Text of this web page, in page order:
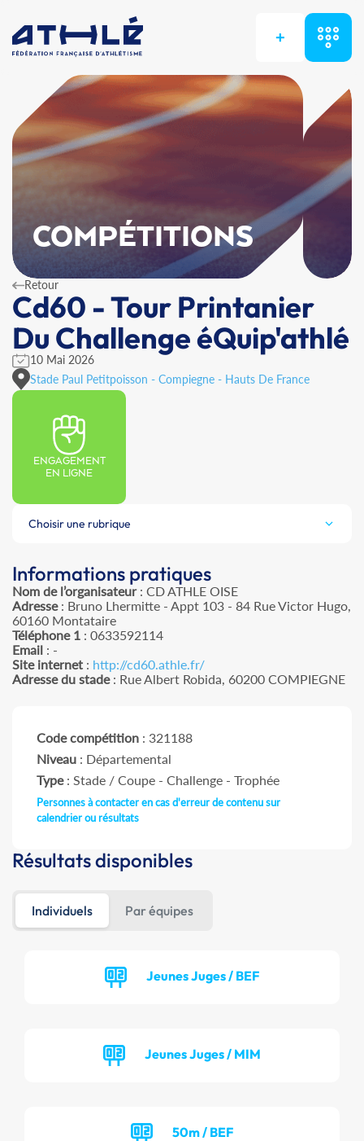
+
COMPÉTITIONS
Retour
Cd60 - Tour Printanier
Du Challenge éQuip'athlé
10 Mai 2026
Stade Paul Petitpoisson - Compiegne - Hauts De France
ENGAGEMENT
EN LIGNE
Choisir une rubrique
Informations pratiques
Nom de l’organisateur: CD ATHLE OISE
Adresse: Bruno Lhermitte - Appt 103 - 84 Rue Victor Hugo,
60160 Montataire
Téléphone 1 : 0633592114
Email : -
Site internet : http://cd60.athle.fr/
Adresse du stade: Rue Albert Robida, 60200 COMPIEGNE
Code compétition : 321188
Niveau : Départemental
Type: Stade / Coupe - Challenge - Trophée
Personnes à contacter en cas d'erreur de contenu sur
calendrier ou résultats
Résultats disponibles
Individuels Par équipes
Jeunes Juges / BEF
Jeunes Juges / MIM
50m / BEF